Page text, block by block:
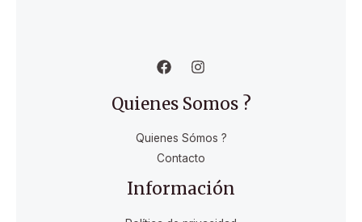
Quienes Somos ?
Quienes Sómos ?
Contacto
Información